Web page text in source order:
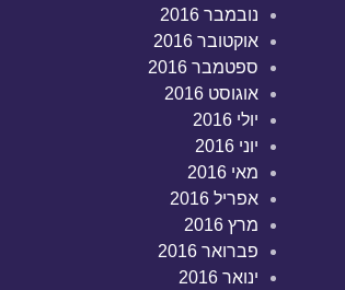
נובמבר 2016
אוקטובר 2016
ספטמבר 2016
אוגוסט 2016
יולי 2016
יוני 2016
מאי 2016
אפריל 2016
מרץ 2016
פברואר 2016
ינואר 2016